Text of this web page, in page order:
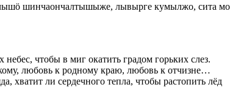
шинчаончалтышыже, лывырге кумылжо, сита мо
чтобы в миг окатить градом горьких слез.
любовь к родному краю, любовь к отчизне…
хватит ли сердечного тепла, чтобы растопить лёд